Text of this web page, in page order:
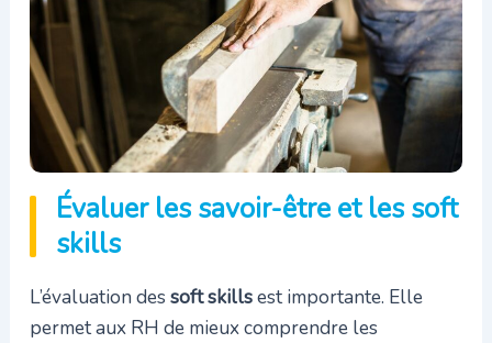
Évaluer les savoir-être et les soft
skills
L’évaluation des soft skillsest importante. Elle
permet aux RH de mieux comprendre les